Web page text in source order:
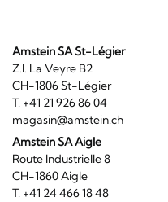
Amstein SA St-Légier
Z.I. La Veyre B2
CH-1806 St-Légier
T. +41 21 926 86 04
magasin@amstein.ch
Amstein SA Aigle
Route Industrielle 8
CH-1860 Aigle
T. +41 24 466 18 48